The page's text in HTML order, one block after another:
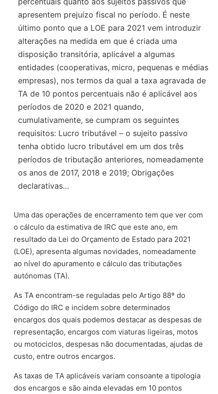
apresentem prejuízo fiscal no período. É neste
último ponto que a LOE para 2021 vem introduzir
alterações na medida em que é criada uma
disposição transitória, aplicável a algumas
entidades (cooperativas, micro, pequenas e médias
empresas), nos termos da qual a taxa agravada de
TA de 10 pontos percentuais não é aplicável aos
períodos de 2020 e 2021 quando,
cumulativamente, se cumpram os seguintes
requisitos: Lucro tributável – o sujeito passivo
tenha obtido lucro tributável em um dos três
períodos de tributação anteriores, nomeadamente
os anos de 2017, 2018 e 2019; Obrigações
declarativas…
Uma das operações de encerramento tem que ver com
o cálculo da estimativa de IRC que este ano, em
resultado da Lei do Orçamento de Estado para 2021
(LOE), apresenta algumas novidades, nomeadamente
ao nível do apuramento e cálculo das tributações
autónomas (TA).
As TA encontram-se reguladas pelo Artigo 88º do
Código do IRC e incidem sobre determinados
encargos dos quais podemos destacar as despesas de
representação, encargos com viaturas ligeiras, motos
ou motociclos, despesas não documentadas, ajudas de
custo, entre outros encargos.
As taxas de TA aplicáveis variam consoante a tipologia
dos encargos e são ainda elevadas em 10 pontos